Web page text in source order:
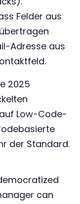
Felder aus
Adresse aus
2025
Low-Code-
der Standard.
can